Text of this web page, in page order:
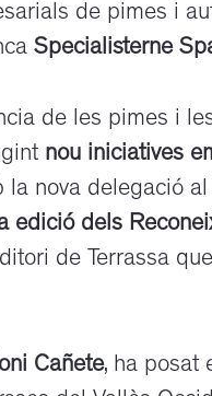
de pimes i
Specialisterne
de les pimes i
nou iniciatives
nova delegació
edició dels
de Terrassa
Cañete, ha posat